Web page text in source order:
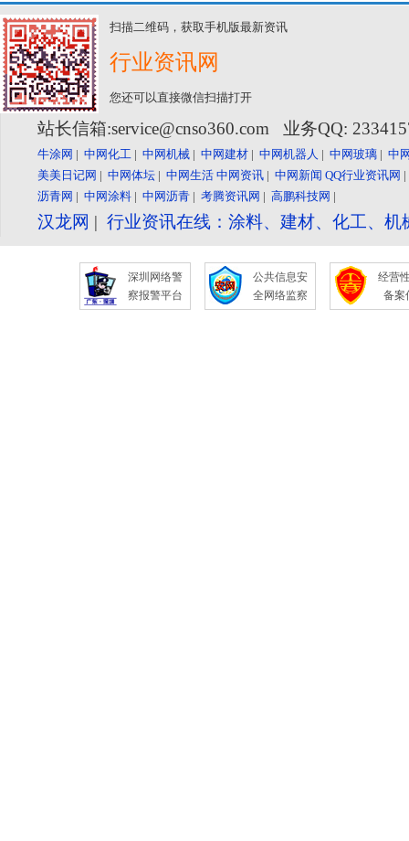
扫描二维码，获取手机版最新资讯
行业资讯网
您还可以直接微信扫描打开
站长信箱:service@cnso360.com 业务QQ:
牛涂网 | 中网化工 | 中网机械 | 中网建材 | 中网机器人 | 中网玻璃 | 中
美美日记网 | 中网体坛 | 中网生活 中网资讯 | 中网新闻 QQ行业资讯网
沥青网 | 中网涂料 | 中网沥青 | 考腾资讯网 | 高鹏科技网 |
汉龙网 | 行业资讯在线：涂料、建材、化工、
深圳网络警
察报警平台
公共信息安
全网络监察
经营
备案